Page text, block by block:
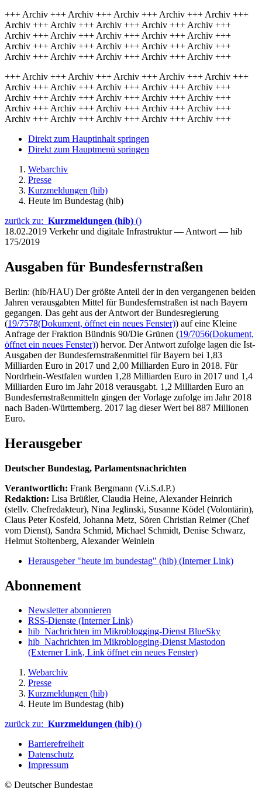
+++ Archiv +++ Archiv +++ Archiv +++ Archiv +++ Archiv +++
Archiv +++ Archiv +++ Archiv +++ Archiv +++ Archiv +++
Archiv +++ Archiv +++ Archiv +++ Archiv +++ Archiv +++
Archiv +++ Archiv +++ Archiv +++ Archiv +++ Archiv +++
Archiv +++ Archiv +++ Archiv +++ Archiv +++ Archiv +++
+++ Archiv +++ Archiv +++ Archiv +++ Archiv +++ Archiv +++
Archiv +++ Archiv +++ Archiv +++ Archiv +++ Archiv +++
Archiv +++ Archiv +++ Archiv +++ Archiv +++ Archiv +++
Archiv +++ Archiv +++ Archiv +++ Archiv +++ Archiv +++
Archiv +++ Archiv +++ Archiv +++ Archiv +++ Archiv +++
Direkt zum Hauptinhalt springen
Direkt zum Hauptmenü springen
Webarchiv
Presse
Kurzmeldungen (hib)
Heute im Bundestag (hib)
zurück zu: Kurzmeldungen (hib) ()
18.02.2019 Verkehr und digitale Infrastruktur — Antwort — hib
175/2019
Ausgaben für Bundesfernstraßen
Berlin: (hib/HAU) Der größte Anteil der in den vergangenen beiden
Jahren verausgabten Mittel für Bundesfernstraßen ist nach Bayern
gegangen. Das geht aus der Antwort der Bundesregierung
(19/7578(Dokument, öffnet ein neues Fenster)) auf eine Kleine
Anfrage der Fraktion Bündnis 90/Die Grünen (19/7056(Dokument,
öffnet ein neues Fenster)) hervor. Der Antwort zufolge lagen die Ist-
Ausgaben der Bundesfernstraßenmittel für Bayern bei 1,83
Milliarden Euro in 2017 und 2,00 Milliarden Euro in 2018. Für
Nordrhein-Westfalen wurden 1,28 Milliarden Euro in 2017 und 1,4
Milliarden Euro im Jahr 2018 verausgabt. 1,2 Milliarden Euro an
Bundesfernstraßenmitteln gingen der Vorlage zufolge im Jahr 2018
nach Baden-Württemberg. 2017 lag dieser Wert bei 887 Millionen
Euro.
Herausgeber
Deutscher Bundestag, Parlamentsnachrichten
Verantwortlich: Frank Bergmann (V.i.S.d.P.)
Redaktion: Lisa Brüßler, Claudia Heine, Alexander Heinrich
(stellv. Chefredakteur), Nina Jeglinski, Susanne Ködel (Volontärin),
Claus Peter Kosfeld, Johanna Metz, Sören Christian Reimer (Chef
vom Dienst), Sandra Schmid, Michael Schmidt, Denise Schwarz,
Helmut Stoltenberg, Alexander Weinlein
Herausgeber "heute im bundestag" (hib) (Interner Link)
Abonnement
Newsletter abonnieren
RSS-Dienste (Interner Link)
hib_Nachrichten im Mikroblogging-Dienst BlueSky
hib_Nachrichten im Mikroblogging-Dienst Mastodon
(Externer Link, Link öffnet ein neues Fenster)
Webarchiv
Presse
Kurzmeldungen (hib)
Heute im Bundestag (hib)
zurück zu: Kurzmeldungen (hib) ()
Barrierefreiheit
Datenschutz
Impressum
© Deutscher Bundestag